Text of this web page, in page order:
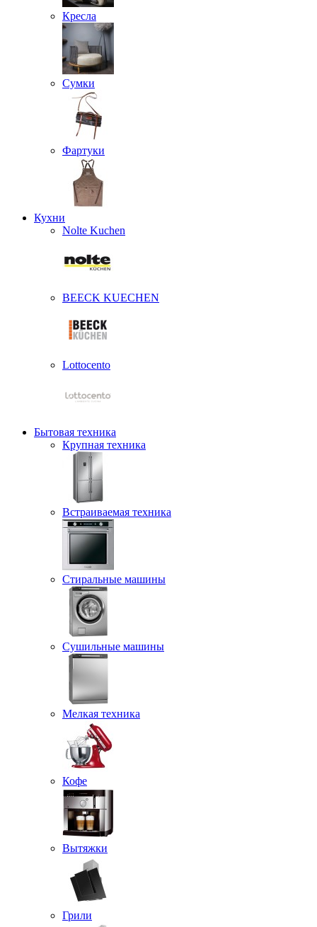
Кресла
Сумки
Фартуки
Кухни
Nolte Kuchen
BEECK KUECHEN
Lottocento
Бытовая техника
Крупная техника
Встраиваемая техника
Стиральные машины
Сушильные машины
Мелкая техника
Кофе
Вытяжки
Грили